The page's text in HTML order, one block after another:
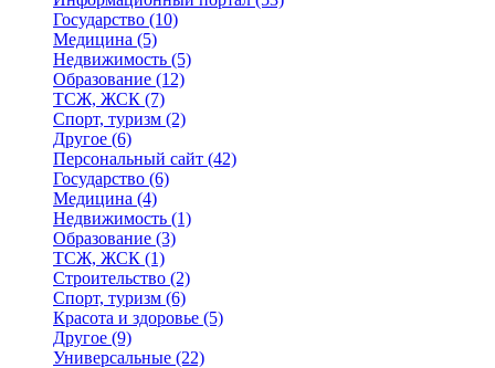
Государство (10)
Медицина (5)
Недвижимость (5)
Образование (12)
ТСЖ, ЖСК (7)
Спорт, туризм (2)
Другое (6)
Персональный сайт (42)
Государство (6)
Медицина (4)
Недвижимость (1)
Образование (3)
ТСЖ, ЖСК (1)
Строительство (2)
Спорт, туризм (6)
Красота и здоровье (5)
Другое (9)
Универсальные (22)